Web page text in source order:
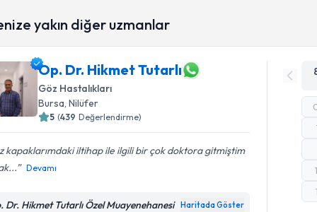
yakın diğer uzmanlar
Op. Dr. Hikmet Tutarlı
Göz Hastalıkları
Bursa , Nilüfer
5 (439 Değerlendirme)
kapaklarımdaki iltihap ile ilgili bir çok doktora gitmiştim
Devamı
Dr. Hikmet Tutarlı Özel Muayenehanesi Haritada Göster